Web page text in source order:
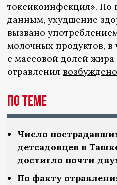
токсикоинфекция». По
данным, ухудшение
вызвано
молочных продуктов, в
с массовой долей жира
отравления возбуждено
По теме
Число
детсадовцев в
достигло почти
По факту